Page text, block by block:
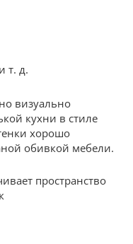
т. д.
визуально
кухни в стиле
хорошо
обивкой мебели.
пространство